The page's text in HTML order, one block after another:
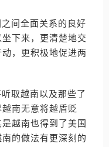
间全面关系的良好
下来，更清楚地交
，更积极地促进两
取越南以及那些了
南无意将越盾贬
越南也得到了美国
的做法有更深刻的